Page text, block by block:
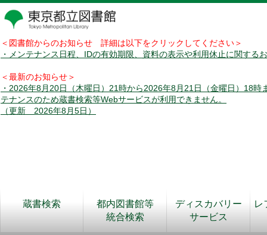
＜図書館からのお知らせ 詳細は以下をクリックしてください＞
・メンテナンス日程、IDの有効期限、資料の表示や利用休止に関する
＜最新のお知らせ＞
・2026年8月20日（木曜日）21時から2026年8月21日（金曜日）18時
テナンスのため蔵書検索等Webサービスが利用できません。
（更新 2026年8月5日）
蔵書検索
都内図書館等
統合検索
ディスカバリー
サービス
レ